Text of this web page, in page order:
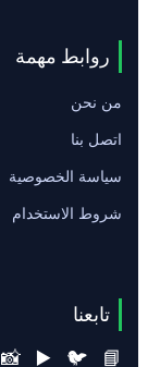
روابط مهمة
من نحن
اتصل بنا
سياسة الخصوصية
شروط الاستخدام
تابعنا
📘
🐦
▶️
📸